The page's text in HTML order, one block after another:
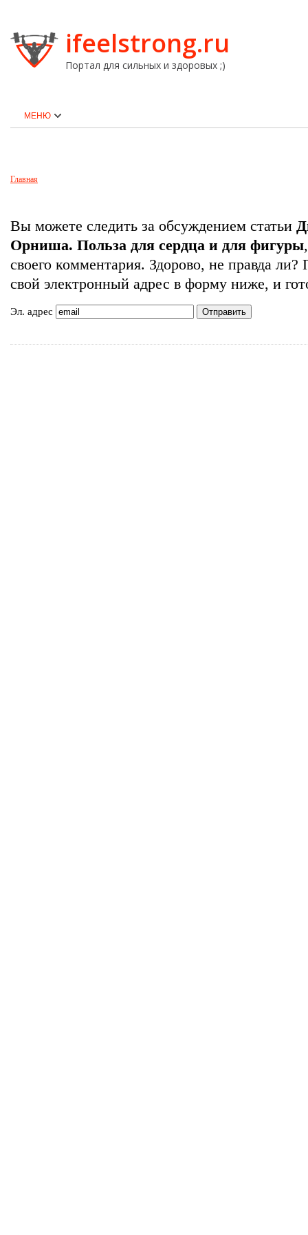
ifeelstrong.ru
Портал для сильных и здоровых ;)
МЕНЮ
Главная
Вы можете следить за обсуждением статьи
Орниша. Польза для сердца и для фигуры
своего комментария. Здорово, не правда ли?
свой электронный адрес в форму ниже, и
Эл. адрес